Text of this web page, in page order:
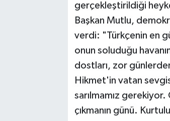
gerçekleştirildiği
Başkan Mutlu,
verdi: "Türkçenin en
onun soluduğu
dostları, zor
Hikmet'in vatan
sarılmamız
çıkmanın günü.